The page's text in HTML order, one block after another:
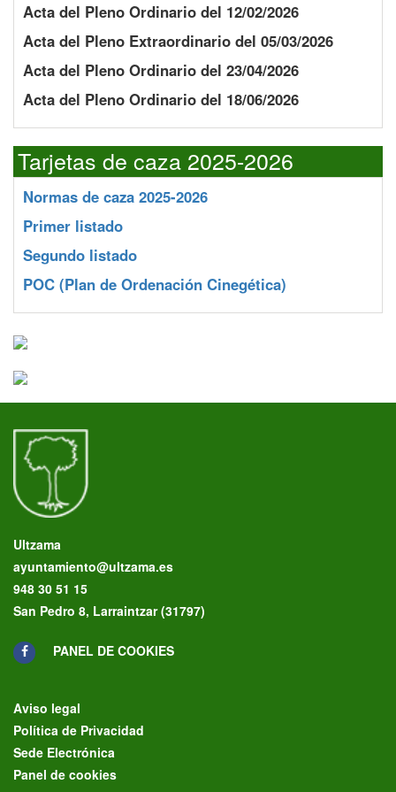
Acta del Pleno Ordinario del 12/02/2026
Acta del Pleno Extraordinario del 05/03/2026
Acta del Pleno Ordinario del 23/04/2026
Acta del Pleno Ordinario del 18/06/2026
Tarjetas de caza 2025-2026
Normas de caza 2025-2026
Primer listado
Segundo listado
POC (Plan de Ordenación Cinegética)
Ultzama
ayuntamiento@ultzama.es
948 30 51 15
San Pedro 8, Larraintzar (31797)
PANEL DE COOKIES
Aviso legal
Política de Privacidad
Sede Electrónica
Panel de cookies